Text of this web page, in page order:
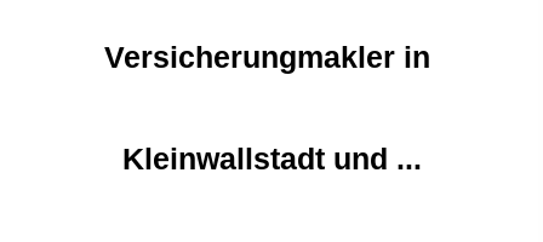
Versicherungmakler in
Kleinwallstadt und ...